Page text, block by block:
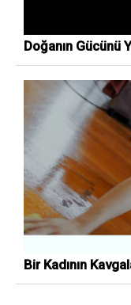
Doğanın Gücünü
Bir Kadının